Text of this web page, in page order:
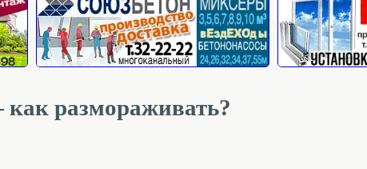
размораживать?